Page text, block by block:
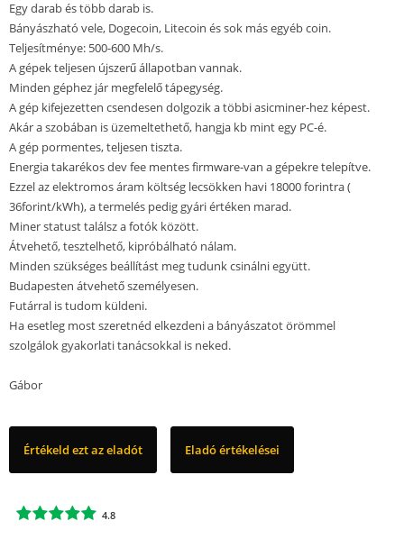
Egy darab és több darab is.
Bányászható vele, Dogecoin, Litecoin és sok más egyéb coin.
Teljesítménye: 500-600 Mh/s.
A gépek teljesen újszerű állapotban vannak.
Minden géphez jár megfelelő tápegység.
A gép kifejezetten csendesen dolgozik a többi asicminer-hez képest.
Akár a szobában is üzemeltethető, hangja kb mint egy PC-é.
A gép pormentes, teljesen tiszta.
Energia takarékos dev fee mentes firmware-van a gépekre telepítve.
Ezzel az elektromos áram költség lecsökken havi 18000 forintra (
36forint/kWh), a termelés pedig gyári értéken marad.
Miner statust találsz a fotók között.
Átvehető, tesztelhető, kipróbálható nálam.
Minden szükséges beállítást meg tudunk csinálni együtt.
Budapesten átvehető személyesen.
Futárral is tudom küldeni.
Ha esetleg most szeretnéd elkezdeni a bányászatot örömmel
szolgálok gyakorlati tanácsokkal is neked.
Gábor
Értékeld ezt az eladót Eladó értékelései
4.8